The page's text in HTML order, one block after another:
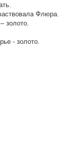
Флюра.
золото.
- золото.